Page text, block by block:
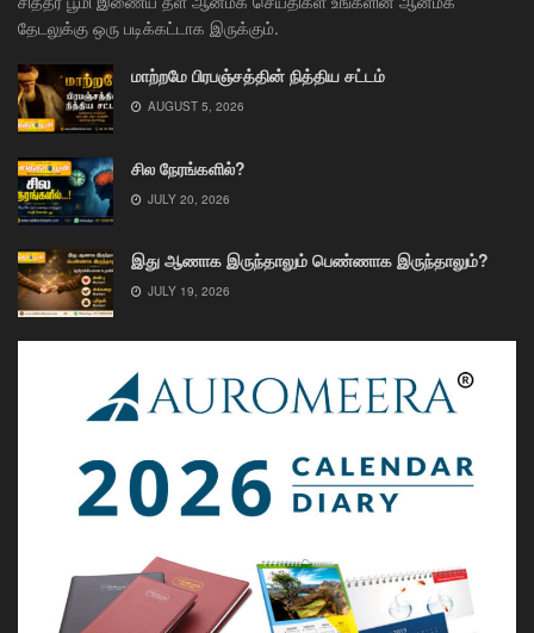
தேடலுக்கு ஒரு படிக்கட்டாக இருக்கும்.
மாற்றமே பிரபஞ்சத்தின் நித்திய சட்டம்
AUGUST 5, 2026
சில நேரங்களில்?
JULY 20, 2026
இது ஆணாக இருந்தாலும் பெண்ணாக இருந்தாலும்?
JULY 19, 2026